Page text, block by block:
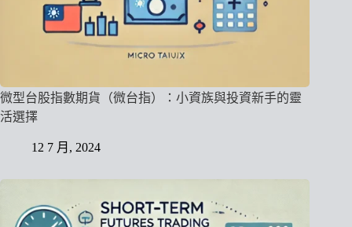
微型台股指數期貨（微台指）：小資族與投資新手的靈
活選擇
12 7 月, 2024